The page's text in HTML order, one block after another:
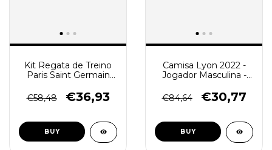
Kit Regata de Treino
Paris Saint Germain
- Creme
€58,48 €36,93
BUY
Camisa Lyon 2022 -
Jogador Masculina -
€84,64
€30,77
BUY